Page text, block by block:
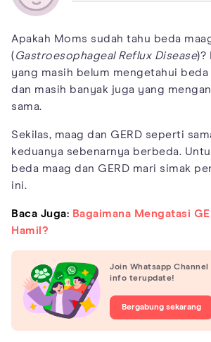
Apakah Moms sudah tahu beda
(Gastroesophageal Reflux Disease)?
yang masih belum mengetahui beda
dan masih banyak juga yang
sama.
Sekilas, maag dan GERD seperti
keduanya sebenarnya berbeda.
beda maag dan GERD mari simak
ini.
Baca Juga: Bagaimana Mengatasi
Hamil?
Join Whatsapp
info terupdate!
Bergabung sekarang